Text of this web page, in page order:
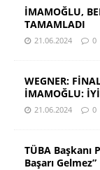
İMAMOĞLU,
TAMAMLADI
21.06.2024 0
WEGNER:
İMAMOĞLU:
21.06.2024 0
TÜBA Başkanı
Başarı Gelmez”